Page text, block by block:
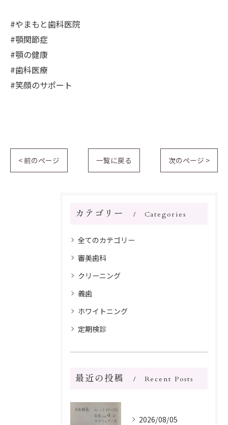
#やまもと歯科医院
#顎関節症
#顎の健康
#歯科医療
#笑顔のサポート
< 前のページ 一覧に戻る 次のページ >
カテゴリー Categories
全てのカテゴリー
審美歯科
クリーニング
義歯
ホワイトニング
定期検診
最近の投稿 Recent Posts
2026/08/05